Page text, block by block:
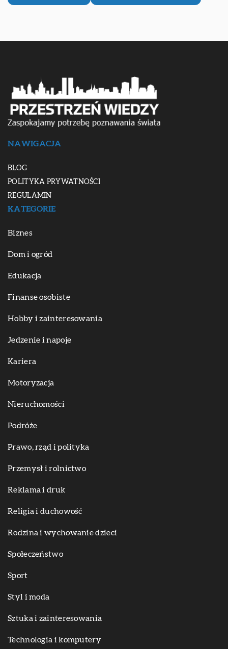
NAWIGACJA
BLOG
POLITYKA PRYWATNOŚCI
REGULAMIN
KATEGORIE
Biznes
Dom i ogród
Edukacja
Finanse osobiste
Hobby i zainteresowania
Jedzenie i napoje
Kariera
Motoryzacja
Nieruchomości
Podróże
Prawo, rząd i polityka
Przemysł i rolnictwo
Reklama i druk
Religia i duchowość
Rodzina i wychowanie dzieci
Społeczeństwo
Sport
Styl i moda
Sztuka i zainteresowania
Technologia i komputery